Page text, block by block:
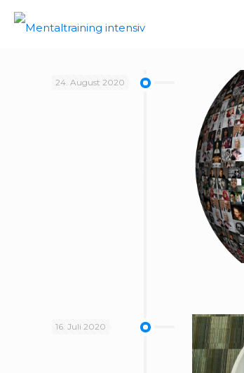
24. August 2020
16. Juli 2020